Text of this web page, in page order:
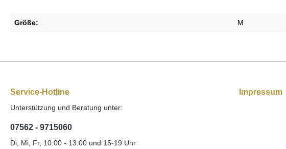
Größe: M
Service-Hotline
Unterstützung und Beratung unter:
07562 - 9715060
Di, Mi, Fr, 10:00 - 13:00 und 15-19 Uhr
Impressum